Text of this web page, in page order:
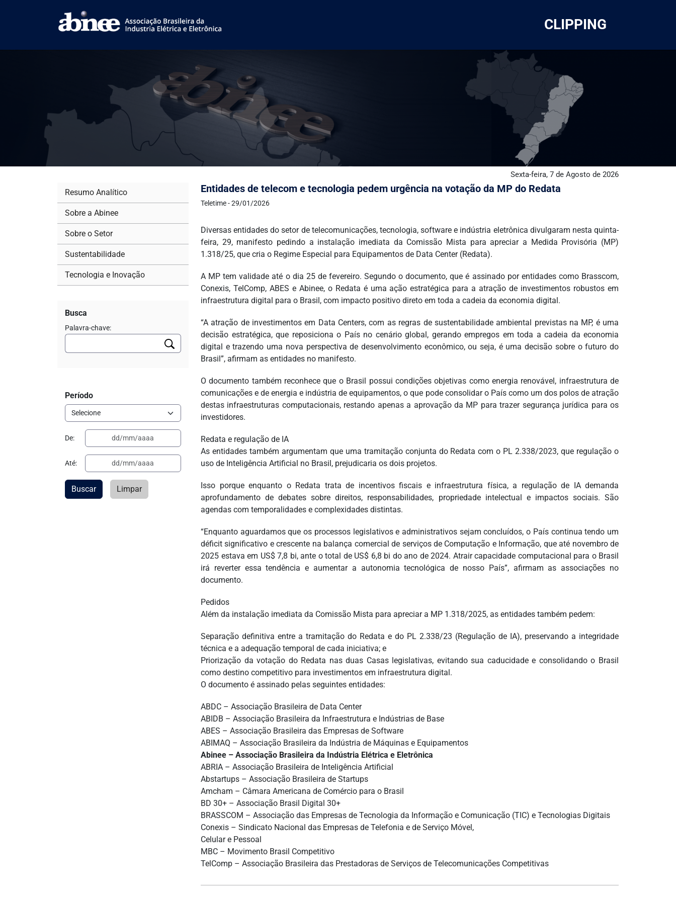
CLIPPING
Sexta-feira, 7 de Agosto de 2026
Entidades de telecom e tecnologia pedem urgência na votação da MP do Redata
Teletime - 29/01/2026
Diversas entidades do setor de telecomunicações, tecnologia, software e indústria eletrônica divulgaram nesta quinta-
feira, 29, manifesto pedindo a instalação imediata da Comissão Mista para apreciar a Medida Provisória (MP)
1.318/25, que cria o Regime Especial para Equipamentos de Data Center (Redata).
A MP tem validade até o dia 25 de fevereiro. Segundo o documento, que é assinado por entidades como Brasscom,
Conexis, TelComp, ABES e Abinee, o Redata é uma ação estratégica para a atração de investimentos robustos em
infraestrutura digital para o Brasil, com impacto positivo direto em toda a cadeia da economia digital.
“A atração de investimentos em Data Centers, com as regras de sustentabilidade ambiental previstas na MP, é uma
decisão estratégica, que reposiciona o País no cenário global, gerando empregos em toda a cadeia da economia
digital e trazendo uma nova perspectiva de desenvolvimento econômico, ou seja, é uma decisão sobre o futuro do
Brasil”, afirmam as entidades no manifesto.
O documento também reconhece que o Brasil possui condições objetivas como energia renovável, infraestrutura de
comunicações e de energia e indústria de equipamentos, o que pode consolidar o País como um dos polos de atração
destas infraestruturas computacionais, restando apenas a aprovação da MP para trazer segurança jurídica para os
investidores.
Redata e regulação de IA
As entidades também argumentam que uma tramitação conjunta do Redata com o PL 2.338/2023, que regulação o
uso de Inteligência Artificial no Brasil, prejudicaria os dois projetos.
Isso porque enquanto o Redata trata de incentivos fiscais e infraestrutura física, a regulação de IA demanda
aprofundamento de debates sobre direitos, responsabilidades, propriedade intelectual e impactos sociais. São
agendas com temporalidades e complexidades distintas.
“Enquanto aguardamos que os processos legislativos e administrativos sejam concluídos, o País continua tendo um
déficit significativo e crescente na balança comercial de serviços de Computação e Informação, que até novembro de
2025 estava em US$ 7,8 bi, ante o total de US$ 6,8 bi do ano de 2024. Atrair capacidade computacional para o Brasil
irá reverter essa tendência e aumentar a autonomia tecnológica de nosso País”, afirmam as associações no
documento.
Pedidos
Além da instalação imediata da Comissão Mista para apreciar a MP 1.318/2025, as entidades também pedem:
Separação definitiva entre a tramitação do Redata e do PL 2.338/23 (Regulação de IA), preservando a integridade
técnica e a adequação temporal de cada iniciativa; e
Priorização da votação do Redata nas duas Casas legislativas, evitando sua caducidade e consolidando o Brasil
como destino competitivo para investimentos em infraestrutura digital.
O documento é assinado pelas seguintes entidades:
ABDC – Associação Brasileira de Data Center
ABIDB – Associação Brasileira da Infraestrutura e Indústrias de Base
ABES – Associação Brasileira das Empresas de Software
ABIMAQ – Associação Brasileira da Indústria de Máquinas e Equipamentos
Abinee – Associação Brasileira da Indústria Elétrica e Eletrônica
ABRIA – Associação Brasileira de Inteligência Artificial
Abstartups – Associação Brasileira de Startups
Amcham – Câmara Americana de Comércio para o Brasil
BD 30+ – Associação Brasil Digital 30+
BRASSCOM – Associação das Empresas de Tecnologia da Informação e Comunicação (TIC) e Tecnologias Digitais
Conexis – Sindicato Nacional das Empresas de Telefonia e de Serviço Móvel,
Celular e Pessoal
MBC – Movimento Brasil Competitivo
TelComp – Associação Brasileira das Prestadoras de Serviços de Telecomunicações Competitivas
Resumo Analítico
Sobre a Abinee
Sobre o Setor
Sustentabilidade
Tecnologia e Inovação
Busca
Palavra-chave:
Período
De:
Até:
Buscar Limpar